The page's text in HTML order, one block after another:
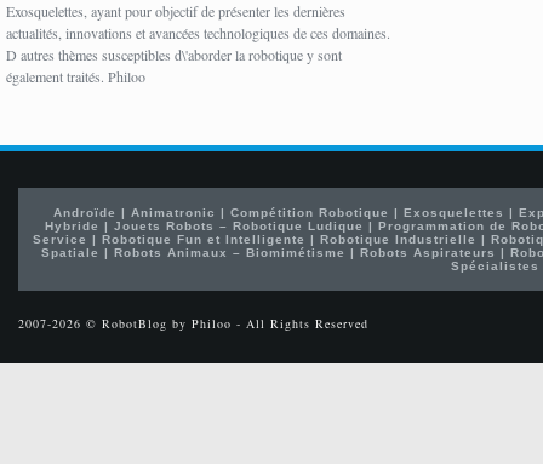
Exosquelettes, ayant pour objectif de présenter les dernières
actualités, innovations et avancées technologiques de ces domaines.
D autres thèmes susceptibles d\'aborder la robotique y sont
également traités. Philoo
Androïde | Animatronic | Compétition Robotique | Exosquelettes |
Hybride |Jouets Robots – Robotique Ludique |Programmation de
Service | Robotique Fun et Intelligente | Robotique Industrielle |
Spatiale | Robots Animaux – Biomimétisme | Robots Aspirateurs |
Spécialistes
2007-2026 © RobotBlog by Philoo - All Rights Reserved